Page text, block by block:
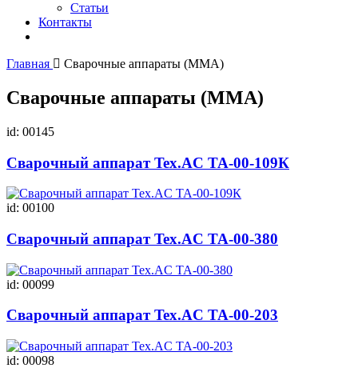
Статьи
Контакты
Главная Сварочные аппараты (ММА)
Сварочные аппараты (ММА)
id: 00145
Сварочный аппарат Tex.AC ТА-00-109К
id: 00100
Сварочный аппарат Tex.AC ТА-00-380
id: 00099
Сварочный аппарат Tex.AC ТА-00-203
id: 00098